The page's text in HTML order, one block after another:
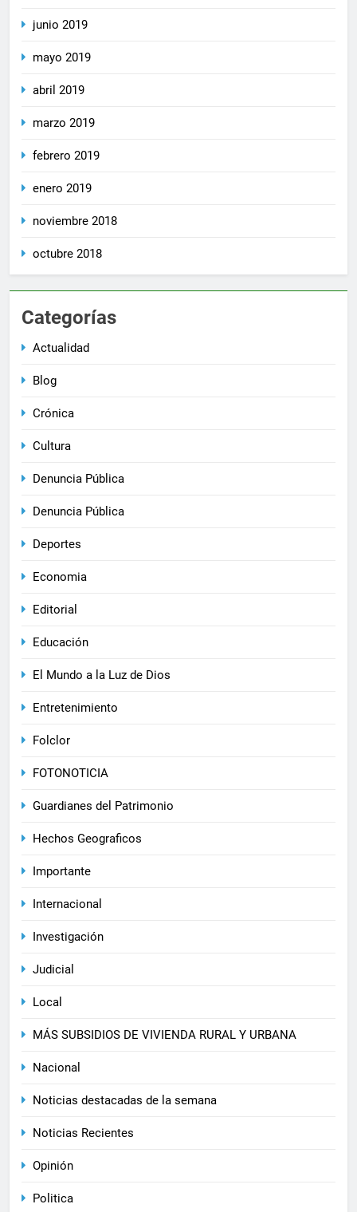
junio 2019
mayo 2019
abril 2019
marzo 2019
febrero 2019
enero 2019
noviembre 2018
octubre 2018
Categorías
Actualidad
Blog
Crónica
Cultura
Denuncia Pública
Denuncia Pública
Deportes
Economia
Editorial
Educación
El Mundo a la Luz de Dios
Entretenimiento
Folclor
FOTONOTICIA
Guardianes del Patrimonio
Hechos Geograficos
Importante
Internacional
Investigación
Judicial
Local
MÁS SUBSIDIOS DE VIVIENDA RURAL Y URBANA
Nacional
Noticias destacadas de la semana
Noticias Recientes
Opinión
Politica